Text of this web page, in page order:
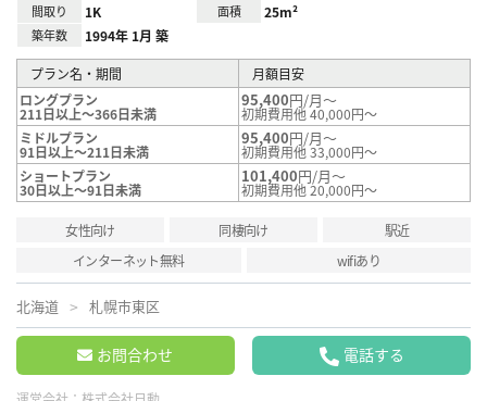
間取り 1K 面積 25m²
築年数 1994年 1月 築
プラン名・期間
月額目安
ロングプラン
211日以上～366日未満
95,400円/月～
初期費用他 40,000円～
ミドルプラン
91日以上～211日未満
95,400円/月～
初期費用他 33,000円～
ショートプラン
30日以上～91日未満
101,400円/月～
初期費用他 20,000円～
女性向け 同棲向け
駅近
インターネット無料
wifiあり
北海道 札幌市東区
お問合わせ 電話する